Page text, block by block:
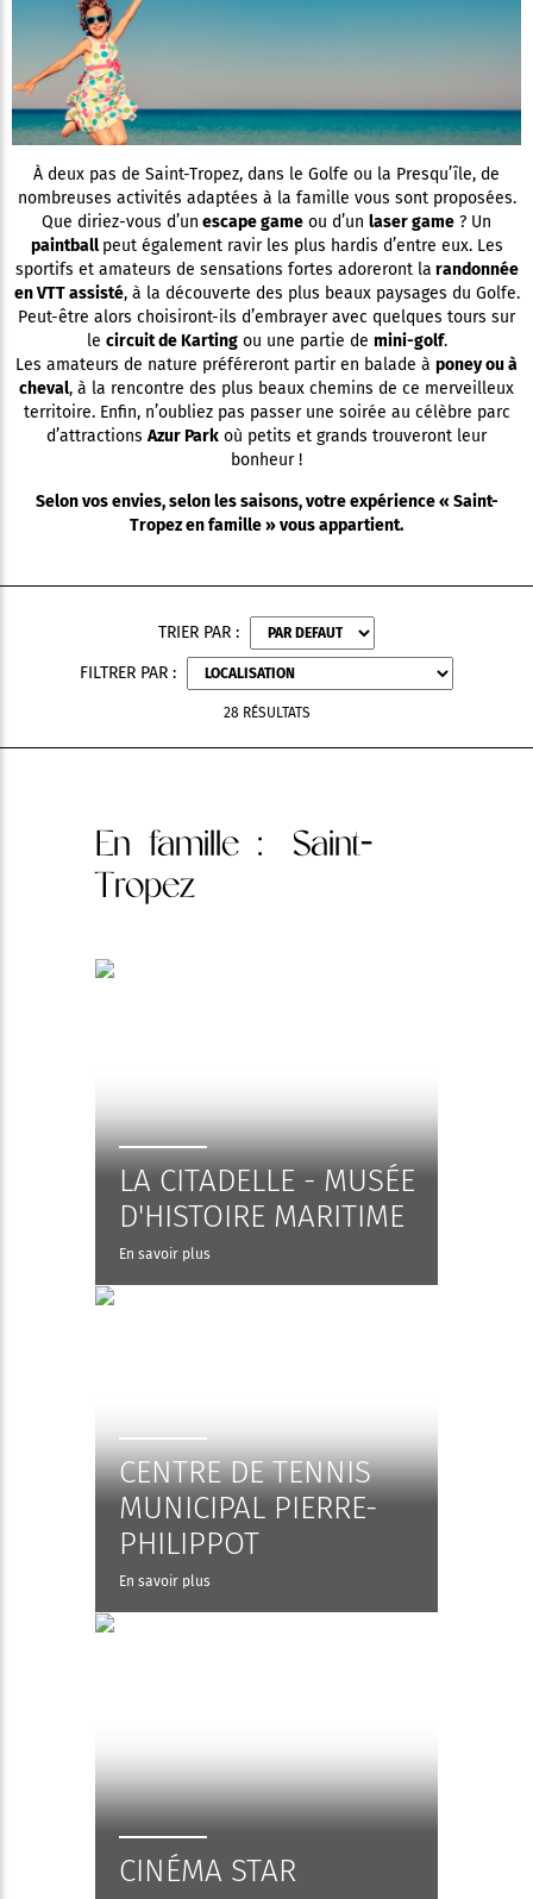
À deux pas de Saint-Tropez, dans le Golfe ou la Presqu’île, de
nombreuses activités adaptées à la famille vous sont proposées.
Que diriez-vous d’un escape game ou d’un laser game ? Un
paintball peut également ravir les plus hardis d’entre eux. Les
sportifs et amateurs de sensations fortes adoreront la randonnée
en VTT assisté, à la découverte des plus beaux paysages du Golfe.
Peut-être alors choisiront-ils d’embrayer avec quelques tours sur
le circuit de Kartingou une partie de mini-golf.
Les amateurs de nature préféreront partir en balade à poney ou à
cheval, à la rencontre des plus beaux chemins de ce merveilleux
territoire. Enfin, n’oubliez pas passer une soirée au célèbre parc
d’attractions Azur Park où petits et grands trouveront leur
bonheur !
Selon vos envies, selon les saisons, votre expérience « Saint-
Tropez en famille » vous appartient.
TRIER PAR :
FILTRER PAR :
28 RÉSULTATS
En famille : Saint-
Tropez
LA CITADELLE - MUSÉE
D'HISTOIRE MARITIME
En savoir plus
CENTRE DE TENNIS
MUNICIPAL PIERRE-
PHILIPPOT
En savoir plus
CINÉMA STAR